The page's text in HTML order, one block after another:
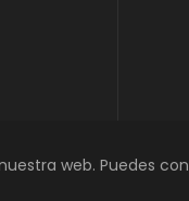
web. Puedes